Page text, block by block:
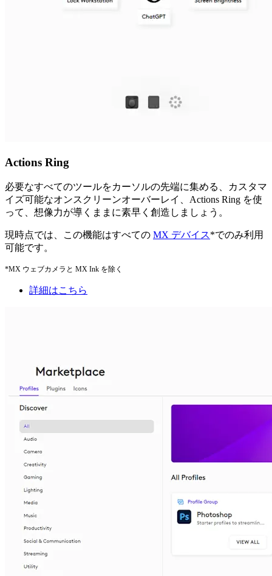
Actions Ring
必要なすべてのツールをカーソルの先端に集める、カスタマ
イズ可能なオンスクリーンオーバーレイ、Actions Ring を使
って、想像力が導くままに素早く創造しましょう。
現時点では、この機能はすべての MX デバイス*でのみ利用
可能です。
*MX ウェブカメラと MX Ink を除く
詳細はこちら